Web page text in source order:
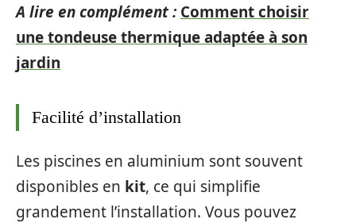
A lire en complément : Comment choisir
une tondeuse thermique adaptée à son
jardin
Facilité d’installation
Les piscines en aluminium sont souvent
disponibles en kit, ce qui simplifie
grandement l’installation. Vous pouvez